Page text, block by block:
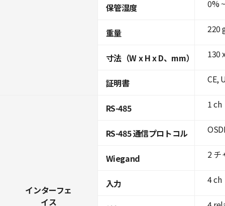
保管湿度
重量
寸法（W x H x D、mm）
証明書
インターフェ
イス
RS-485
RS-485 通信プロトコル
Wiegand
入力
0%
220
130
CE,
1 ch
2 チ
4 ch